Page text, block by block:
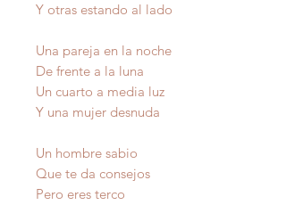
Y otras estando al lado
Una pareja en la noche
De frente a la luna
Un cuarto a media luz
Y una mujer desnuda
Un hombre sabio
Que te da consejos
Pero eres terco